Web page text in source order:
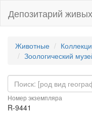
Депозитарий
Животные
Зоологический
Номер экземпляра
R-9441